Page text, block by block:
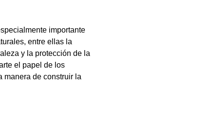
importante
entre ellas la
y la protección de la
el papel de los
manera de construir la